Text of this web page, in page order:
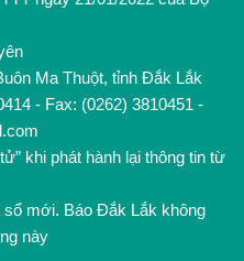
Ma Thuột, tỉnh Đắk Lắk
- Fax: (0262) 3810451 -
khi phát hành lại thông tin từ
mới. Báo Đắk Lắk không
này